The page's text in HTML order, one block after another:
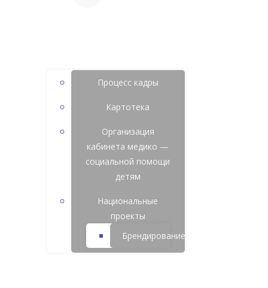
Процесс кадры
Картотека
Организация
кабинета медико —
социальной помощи
детям
Национальные
проекты
Брендирование